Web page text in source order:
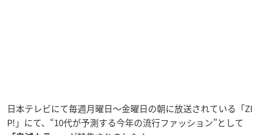
日本テレビにて毎週月曜日～金曜日の朝に放送されている「ZI
P!」にて、“10代が予測する今年の流行ファッション”として